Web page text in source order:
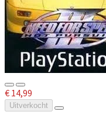
€ 14,99
Uitverkocht